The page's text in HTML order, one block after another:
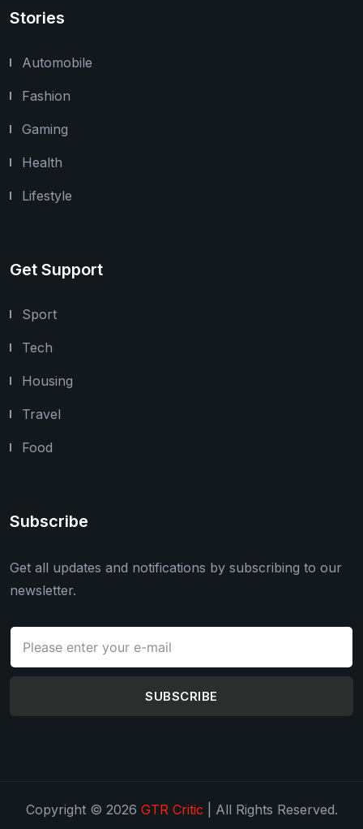
Stories
Automobile
Fashion
Gaming
Health
Lifestyle
Get Support
Sport
Tech
Housing
Travel
Food
Subscribe
Get all updates and notifications by subscribing to our
newsletter.
SUBSCRIBE
Copyright © 2026 GTR Critic | All Rights Reserved.